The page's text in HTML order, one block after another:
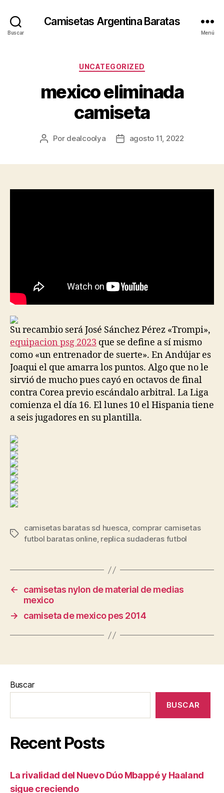
Buscar
Camisetas Argentina Baratas
Menú
Categorías
UNCATEGORIZED
mexico eliminada
camiseta
Autor
Por dealcoolya
Fechaagosto 11, 2022
Su recambio será José Sánchez Pérez «Trompi»,
equipacion psg 2023 que se define a sí mismo
como «un entrenador de suerte». En Andújar es
Joaqui el que amarra los puntos. Algo que no le
sirvió de mucho pues cayó en octavos de final
contra Corea previo escándalo arbitral. La Liga
comienza el día 16. El lunes 10 el Hispania tiene
a seis jugadores en su plantilla.
Etiquetas
camisetas baratas sd huesca, comprar camisetas
futbol baratas online, replica sudaderas futbol
←
camisetas nylon de material de medias
mexico
→
camiseta de mexico pes 2014
Buscar
BUSCAR
Recent Posts
La rivalidad del Nuevo Dúo Mbappé y Haaland
sigue creciendo